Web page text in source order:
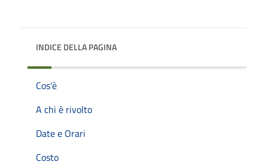
INDICE DELLA PAGINA
Cos'è
A chi è rivolto
Date e Orari
Costo